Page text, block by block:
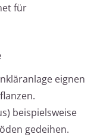
für
eignen
beispielsweise
gedeihen.